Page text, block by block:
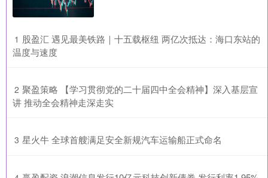
1 ​股盈汇 遇见最美铁路｜十五载枢纽 两亿次抵达：海口东站的
温度与速度
2 ​聚盈策略 【学习贯彻党的二十届四中全会精神】深入基层宣
讲 推动全会精神走深走实
3 ​星火牛 全球首艘满足安全新规汽车运输船正式命名